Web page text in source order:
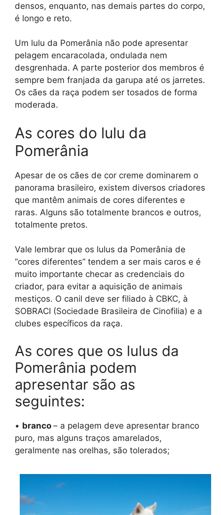
densos, enquanto, nas demais partes do corpo,
é longo e reto.
Um lulu da Pomerânia não pode apresentar
pelagem encaracolada, ondulada nem
desgrenhada. A parte posterior dos membros é
sempre bem franjada da garupa até os jarretes.
Os cães da raça podem ser tosados de forma
moderada.
As cores do lulu da
Pomerânia
Apesar de os cães de cor creme dominarem o
panorama brasileiro, existem diversos criadores
que mantêm animais de cores diferentes e
raras. Alguns são totalmente brancos e outros,
totalmente pretos.
Vale lembrar que os lulus da Pomerânia de
“cores diferentes” tendem a ser mais caros e é
muito importante checar as credenciais do
criador, para evitar a aquisição de animais
mestiços. O canil deve ser filiado à CBKC, à
SOBRACI (Sociedade Brasileira de Cinofilia) e a
clubes específicos da raça.
As cores que os lulus da
Pomerânia podem
apresentar são as
seguintes:
• branco – a pelagem deve apresentar branco
puro, mas alguns traços amarelados,
geralmente nas orelhas, são tolerados;